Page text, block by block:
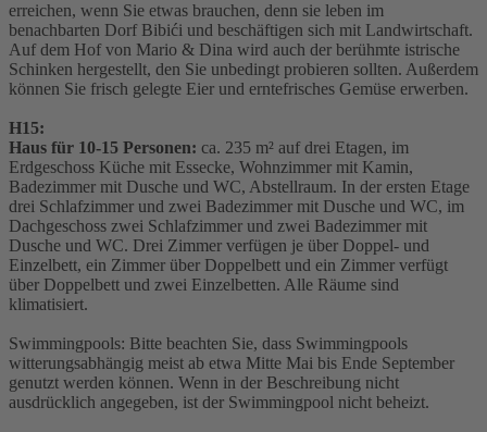
erreichen, wenn Sie etwas brauchen, denn sie leben im
benachbarten Dorf Bibići und beschäftigen sich mit Landwirtschaft.
Auf dem Hof von Mario & Dina wird auch der berühmte istrische
Schinken hergestellt, den Sie unbedingt probieren sollten. Außerdem
können Sie frisch gelegte Eier und erntefrisches Gemüse erwerben.
H15:
Haus für 10-15 Personen: ca. 235 m² auf drei Etagen, im
Erdgeschoss Küche mit Essecke, Wohnzimmer mit Kamin,
Badezimmer mit Dusche und WC, Abstellraum. In der ersten Etage
drei Schlafzimmer und zwei Badezimmer mit Dusche und WC, im
Dachgeschoss zwei Schlafzimmer und zwei Badezimmer mit
Dusche und WC. Drei Zimmer verfügen je über Doppel- und
Einzelbett, ein Zimmer über Doppelbett und ein Zimmer verfügt
über Doppelbett und zwei Einzelbetten. Alle Räume sind
klimatisiert.
Swimmingpools: Bitte beachten Sie, dass Swimmingpools
witterungsabhängig meist ab etwa Mitte Mai bis Ende September
genutzt werden können. Wenn in der Beschreibung nicht
ausdrücklich angegeben, ist der Swimmingpool nicht beheizt.